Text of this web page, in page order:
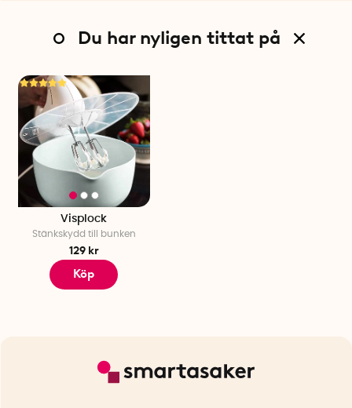
Du har nyligen tittat på
Visplock
Stänkskydd till bunken
129 kr
Köp